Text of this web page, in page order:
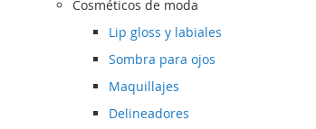
Cosméticos de moda
Lip gloss y labiales
Sombra para ojos
Maquillajes
Delineadores